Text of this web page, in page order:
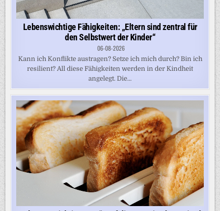
Lebenswichtige Fähigkeiten: „Eltern sind zentral für
den Selbstwert der Kinder“
06-08-2026
Kann ich Konflikte austragen? Setze ich mich durch? Bin ich
resilient? All diese Fähigkeiten werden in der Kindheit
angelegt. Die...